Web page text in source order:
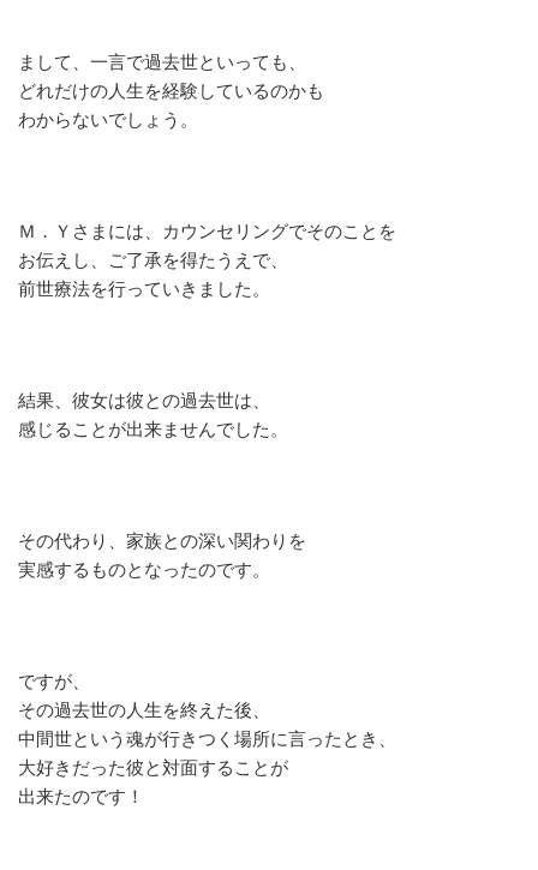
まして、一言で過去世といっても、
どれだけの人生を経験しているのかも
わからないでしょう。
Ｍ．Ｙさまには、カウンセリングでそのことを
お伝えし、ご了承を得たうえで、
前世療法を行っていきました。
結果、彼女は彼との過去世は、
感じることが出来ませんでした。
その代わり、家族との深い関わりを
実感するものとなったのです。
ですが、
その過去世の人生を終えた後、
中間世という魂が行きつく場所に言ったとき、
大好きだった彼と対面することが
出来たのです！